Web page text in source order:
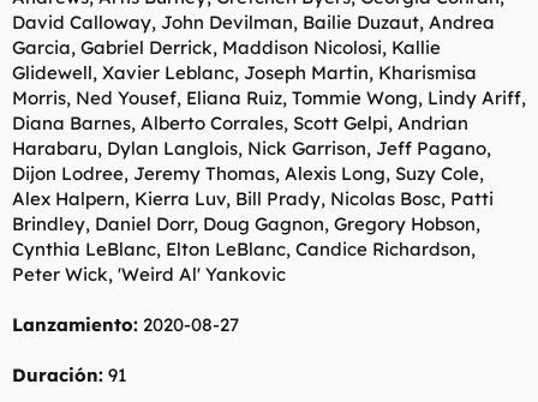
David Calloway, John Devilman, Bailie Duzaut, Andrea
Garcia, Gabriel Derrick, Maddison Nicolosi, Kallie
Glidewell, Xavier Leblanc, Joseph Martin, Kharismisa
Morris, Ned Yousef, Eliana Ruiz, Tommie Wong, Lindy Ariff,
Diana Barnes, Alberto Corrales, Scott Gelpi, Andrian
Harabaru, Dylan Langlois, Nick Garrison, Jeff Pagano,
Dijon Lodree, Jeremy Thomas, Alexis Long, Suzy Cole,
Alex Halpern, Kierra Luv, Bill Prady, Nicolas Bosc, Patti
Brindley, Daniel Dorr, Doug Gagnon, Gregory Hobson,
Cynthia LeBlanc, Elton LeBlanc, Candice Richardson,
Peter Wick, 'Weird Al' Yankovic
Lanzamiento: 2020-08-27
Duración: 91